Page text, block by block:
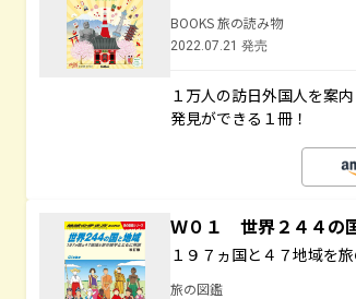
BOOKS 旅の読み物
2022.07.21 発売
１万人の訪日外国人を案
発見ができる１冊！
Ｗ０１ 世界２４４の
１９７ヵ国と４７地域を
旅の図鑑